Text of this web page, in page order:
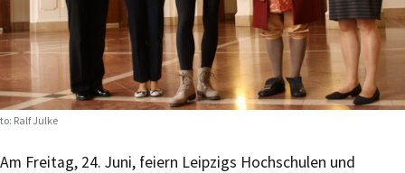
Ralf Julke
Am Freitag, 24. Juni, feiern Leipzigs Hochschulen und